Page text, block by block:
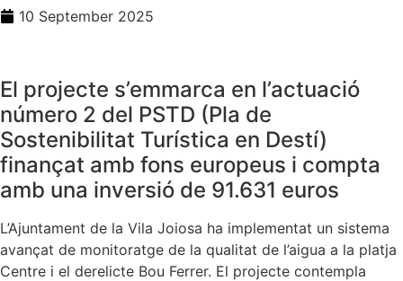
10 September 2025
El projecte s’emmarca en l’actuació
número 2 del PSTD (Pla de
Sostenibilitat Turística en Destí)
finançat amb fons europeus i compta
amb una inversió de 91.631 euros
L’Ajuntament de la Vila Joiosa ha implementat un sistema
avançat de monitoratge de la qualitat de l’aigua a la platja
Centre i el derelicte Bou Ferrer. El projecte contempla